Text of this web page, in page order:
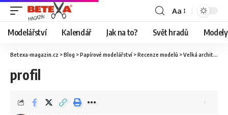
Aa
Modelářství Kalendář Jak na to? Svět hradů
Betexa-magazin.cz >Blog >Papírové modelářství >Recenze modelů >Velká architektura
profil